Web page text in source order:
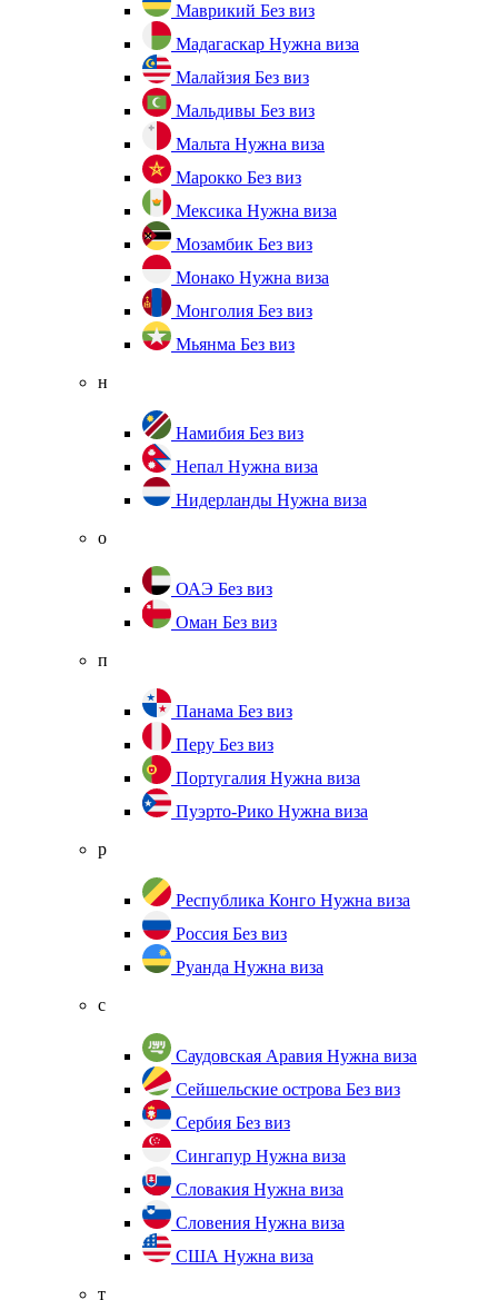
Маврикий Без виз
Мадагаскар Нужна виза
Малайзия Без виз
Мальдивы Без виз
Мальта Нужна виза
Марокко Без виз
Мексика Нужна виза
Мозамбик Без виз
Монако Нужна виза
Монголия Без виз
Мьянма Без виз
н
Намибия Без виз
Непал Нужна виза
Нидерланды Нужна виза
о
ОАЭ Без виз
Оман Без виз
п
Панама Без виз
Перу Без виз
Португалия Нужна виза
Пуэрто-Рико Нужна виза
р
Республика Конго Нужна виза
Россия Без виз
Руанда Нужна виза
с
Саудовская Аравия Нужна виза
Сейшельские острова Без виз
Сербия Без виз
Сингапур Нужна виза
Словакия Нужна виза
Словения Нужна виза
США Нужна виза
т